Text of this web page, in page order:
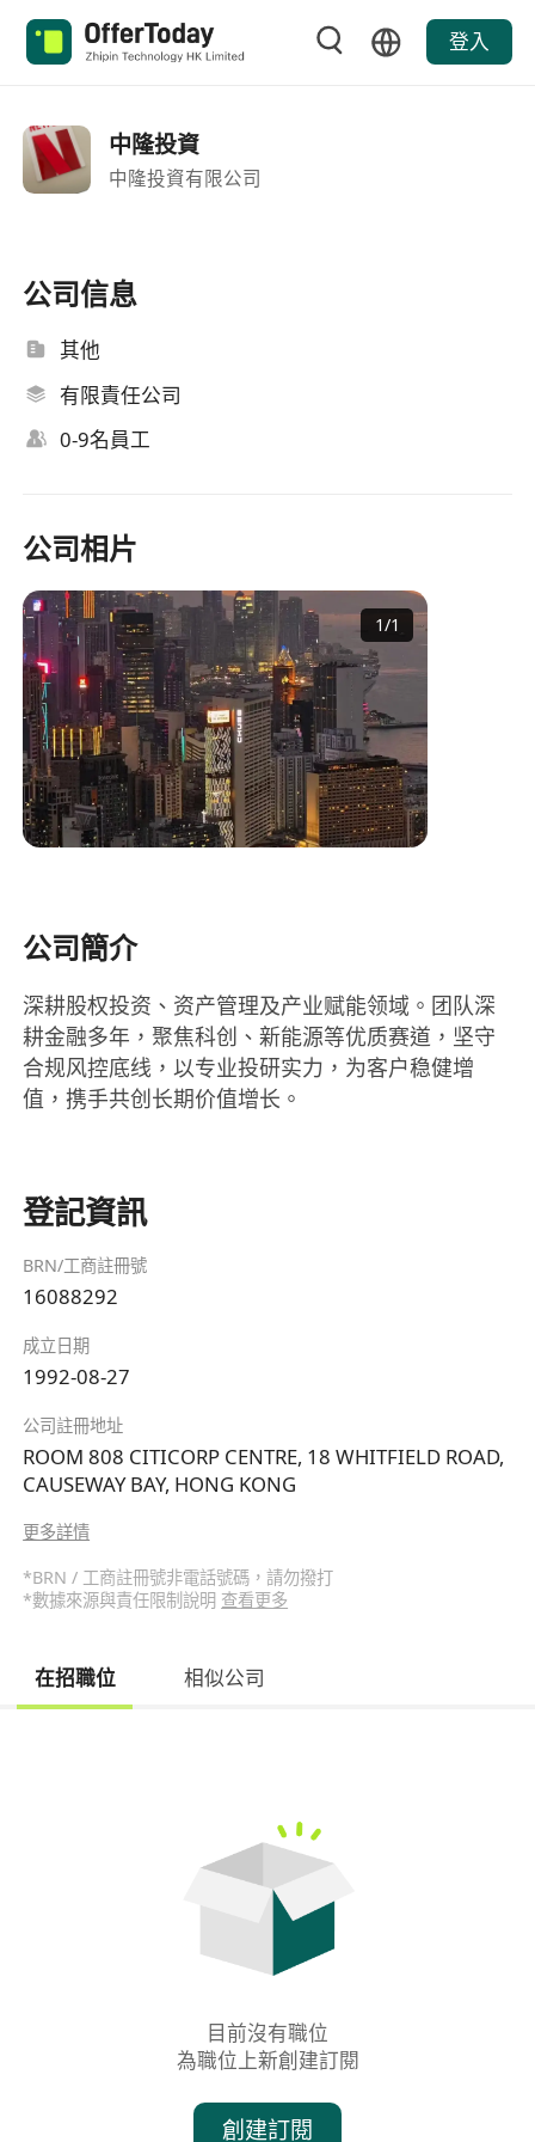
登入
中隆投資
中隆投資有限公司
公司信息
其他
有限責任公司
0-9名員工
公司相片
1/1
公司簡介
深耕股权投资、资产管理及产业赋能领域。团队深
耕金融多年，聚焦科创、新能源等优质赛道，坚守
合规风控底线，以专业投研实力，为客户稳健增
值，携手共创长期价值增长。
登記資訊
BRN/工商註冊號
16088292
成立日期
1992-08-27
公司註冊地址
ROOM 808 CITICORP CENTRE, 18 WHITFIELD ROAD,
CAUSEWAY BAY, HONG KONG
更多詳情
*BRN / 工商註冊號非電話號碼，請勿撥打
*數據來源與責任限制說明 查看更多
在招職位 相似公司
目前沒有職位
為職位上新創建訂閱
創建訂閱